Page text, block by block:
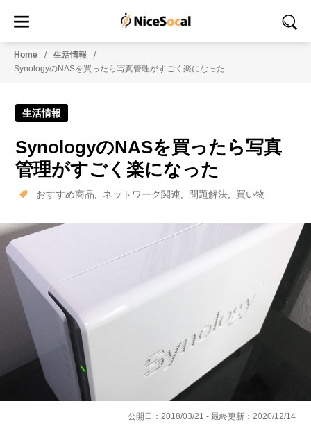
Home
生活情報
SynologyのNASを買ったら写真管理がすごく楽になった
生活情報
SynologyのNASを買ったら写真
管理がすごく楽になった
おすすめ商品 ネットワーク関連 問題解決 買い物
公開日：2018/03/21 - 最終更新：2020/12/14